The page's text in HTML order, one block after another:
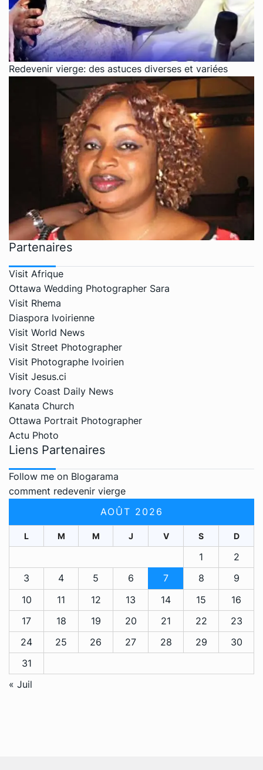
Redevenir vierge: des astuces diverses et variées
Partenaires
Visit Afrique
Ottawa Wedding Photographer Sara
Visit Rhema
Diaspora Ivoirienne
Visit World News
Visit Street Photographer
Visit Photographe Ivoirien
Visit Jesus.ci
Ivory Coast Daily News
Kanata Church
Ottawa Portrait Photographer
Actu Photo
Liens Partenaires
Follow me on Blogarama
comment redevenir vierge
AOÛT 2026
L M M J V S D
1
2
3
4 5 6 7 8
9
10
11 12 13 14 15
16
17
18 19 20 21 22
23
24
25 26 27 28 29
30
31
« Juil